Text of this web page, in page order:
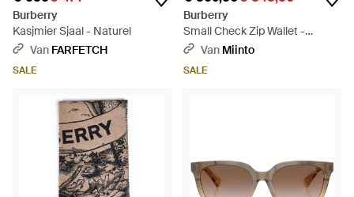
Burberry
Kasjmier Sjaal - Naturel
Van FARFETCH
SALE
Burberry
Small Check Zip Wallet -
Naturel
Van Miinto
SALE